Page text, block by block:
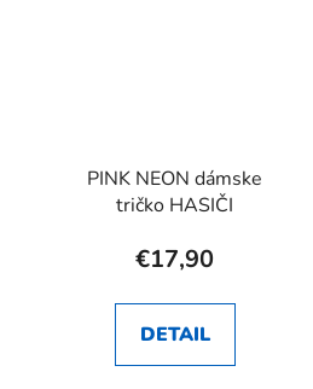
PINK NEON dámske
tričko HASIČI
€17,90
DETAIL